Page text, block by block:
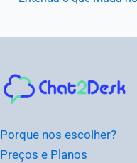
Porque nos escolher?
Preços e Planos
Instagram
Facebook